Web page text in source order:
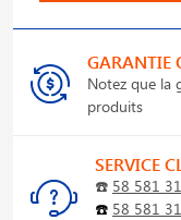
GARANTIE
Notez que la
produits
SERVICE
☎️ 58 581
☎️ 58 581